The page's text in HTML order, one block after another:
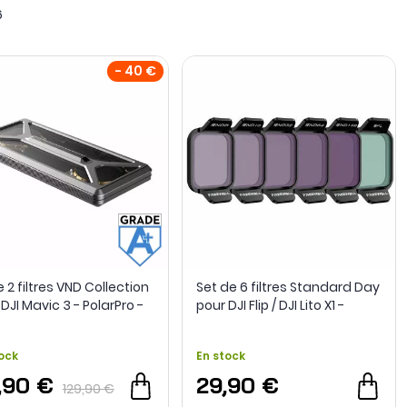
du drone, lors de journée lumineuses,
Or, tout retraitement numérique engendre une
- 40 €
2 filtres VND Collection
Mavic 3 - PolarPro -
€ 129,90 €
Set de 6 filtres Standard Day
pour DJI Flip / DJI Lito X1 -
En stock
29,90 €